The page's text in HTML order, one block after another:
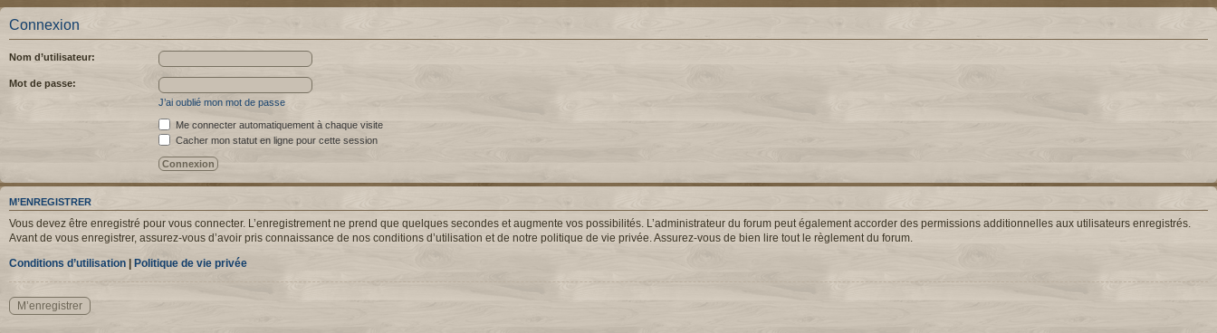
Connexion
Nom d’utilisateur:
Mot de passe:
J’ai oublié mon mot de passe
Me connecter automatiquement à chaque visite
Cacher mon statut en ligne pour cette session
M’ENREGISTRER
Vous devez être enregistré pour vous connecter. L’enregistrement ne prend que quelques secondes et augmente vos possibilités. L’administrateur du forum peut également accorder des permissions additionnelles aux utilisateurs enregistrés.
Avant de vous enregistrer, assurez-vous d’avoir pris connaissance de nos conditions d’utilisation et de notre politique de vie privée. Assurez-vous de bien lire tout le règlement du forum.
Conditions d’utilisation | Politique de vie privée
M’enregistrer